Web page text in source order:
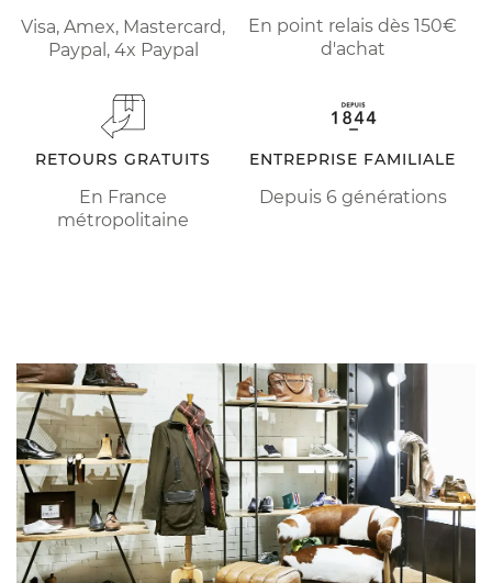
Visa, Amex, Mastercard,
Paypal, 4x Paypal
En point relais dès 150€
d'achat
RETOURS GRATUITS
En France
métropolitaine
ENTREPRISE FAMILIALE
Depuis 6 générations